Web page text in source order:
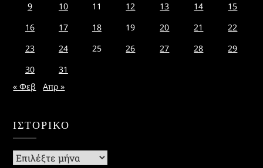
9
10 11 12 13 14
15
16
17 18 19 20 21
22
23
24 25 26 27 28
29
30
31
« Φεβ
Απρ »
ΙΣΤΟΡΙΚΌ
Ιστορικό